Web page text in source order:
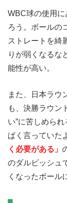
WBC球の使用
ろう。ボールの
ストレートを綺
りが弱くなるな
能性が高い。
また、日本ラウ
も、決勝ラウン
い”に苦しめら
ぱく言っていた
く必要がある」
のダルビッシュ
くなったボール